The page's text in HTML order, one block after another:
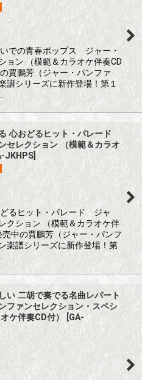
での青春ポップス ジャー・
ョン （模範＆カラオケ伴奏CD
賈鵬芳（ジャー・パンファ
譜シリーズに新作登場！第１
心おどるヒット・パレード
セレクション （模範＆カラオ
JKHPS]
るヒット・パレード ジャ
クション （模範＆カラオケ伴
売中の賈鵬芳（ジャー・パンフ
楽譜シリーズに新作登場！第
二胡で奏でる名曲レパート
ァンセレクション・スペシ
ケ伴奏CD付）
GA-